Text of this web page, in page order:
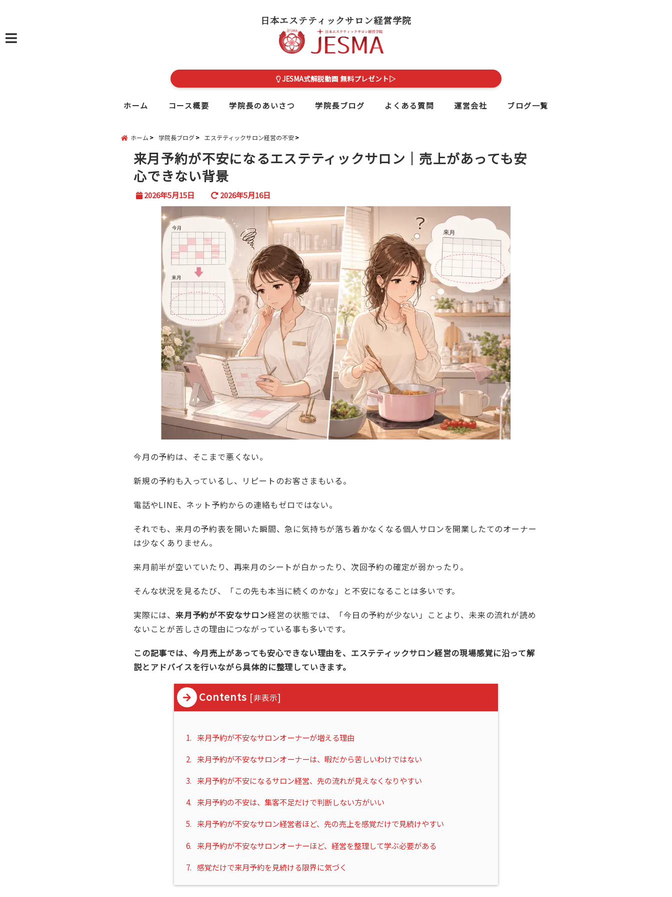
日本エステティックサロン経営学院
JESMA式解説動画 無料プレゼント▷
ホーム コース概要 学院長のあいさつ 学院長ブログ よくある質問 運営会社 ブログ一覧
ホーム 学院長ブログ エステティックサロン経営の不安
来月予約が不安になるエステティックサロン｜売上があっても安
心できない背景
2026年5月15日 2026年5月16日
今月の予約は、そこまで悪くない。
新規の予約も入っているし、リピートのお客さまもいる。
電話やLINE、ネット予約からの連絡もゼロではない。
それでも、来月の予約表を開いた瞬間、急に気持ちが落ち着かなくなる個人サロンを開業したてのオーナー
は少なくありません。
来月前半が空いていたり、再来月のシートが白かったり、次回予約の確定が弱かったり。
そんな状況を見るたび、「この先も本当に続くのかな」と不安になることは多いです。
実際には、 来月予約が不安なサロン経営の状態では、「今日の予約が少ない」ことより、未来の流れが読め
ないことが苦しさの理由につながっている事も多いです。
この記事では、今月売上があっても安心できない理由を、エステティックサロン経営の現場感覚に沿って解
説とアドバイスを行いながら具体的に整理していきます。
Contents [非表示]
1. 来月予約が不安なサロンオーナーが増える理由
2. 来月予約が不安なサロンオーナーは、暇だから苦しいわけではない
3. 来月予約が不安になるサロン経営、先の流れが見えなくなりやすい
4. 来月予約の不安は、集客不足だけで判断しない方がいい
5. 来月予約が不安なサロン経営者ほど、先の売上を感覚だけで見続けやすい
6. 来月予約が不安なサロンオーナーほど、経営を整理して学ぶ必要がある
7. 感覚だけで来月予約を見続ける限界に気づく